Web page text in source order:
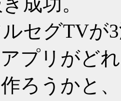
セグTVが
プリがど
ろうかと、